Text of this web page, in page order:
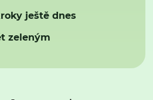
ještě dnes
zeleným